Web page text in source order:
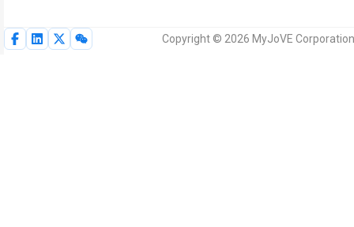
Copyright © 2026 MyJoVE